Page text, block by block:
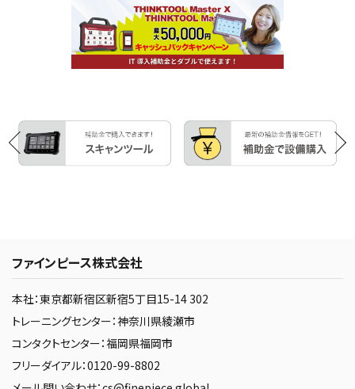
ファインピース株式会社
本社：東京都新宿区新宿5丁目15-14 302
トレーニングセンター：神奈川県綾瀬市
コンタクトセンター：福岡県福岡市
フリーダイアル：0120-99-8802